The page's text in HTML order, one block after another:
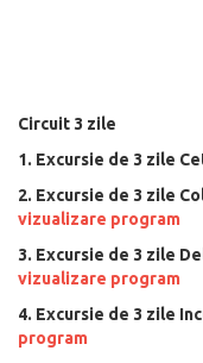
Circuit 3 zile
1. Excursie de 3 zile
2. Excursie de 3 zile
vizualizare program
3. Excursie de 3 zile
vizualizare program
4. Excursie de 3 zile
program